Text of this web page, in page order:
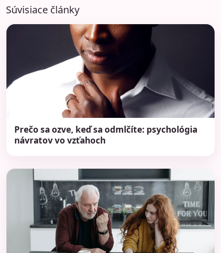
Súvisiace články
Prečo sa ozve, keď sa odmlčíte: psychológia
návratov vo vzťahoch